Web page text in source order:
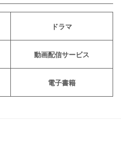
ドラマ
動画配信サービス
電子書籍